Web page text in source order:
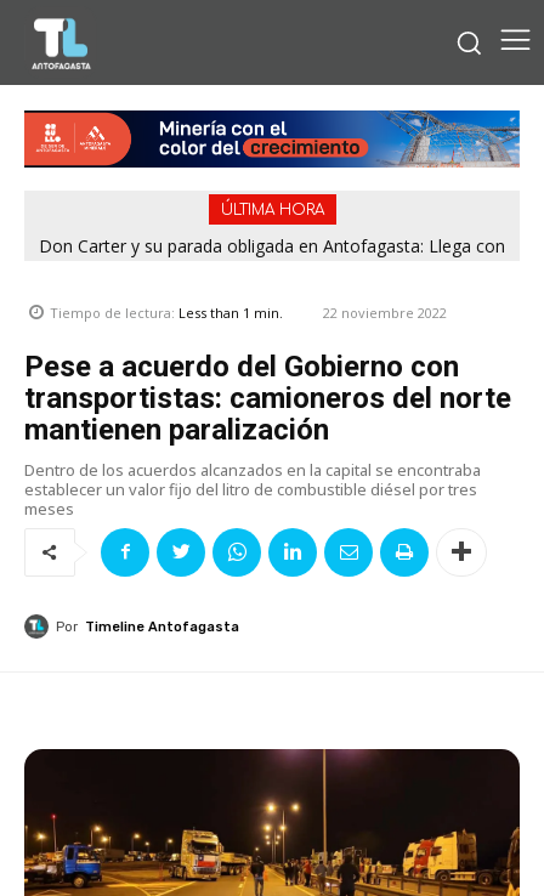
ÚLTIMA HORA
Don Carter y su parada obligada en Antofagasta: Llega con
Tiempo de lectura: Less than 1 min. 22 noviembre 2022
Pese a acuerdo del Gobierno con
transportistas: camioneros del norte
mantienen paralización
Dentro de los acuerdos alcanzados en la capital se encontraba
establecer un valor fijo del litro de combustible diésel por tres
meses
Por Timeline Antofagasta